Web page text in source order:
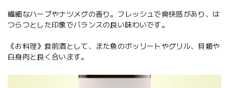
繊細なハーブやナツメグの香り。フレッシュで爽快感があり、は
つらつとした印象でバランスの良い味わいです。
《お料理》食前酒として、また魚のボッリートやグリル、貝類や
白身肉と良く合います。